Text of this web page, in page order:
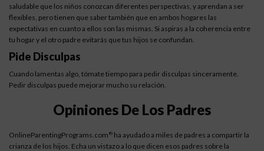
saludable que los niños conozcan diferentes perspectivas, y aprendan a ser
flexibles, pero tienen que saber también que en ambos hogares las
expectativas en cuanto a ellos son las mismas. Si aspiras a la coherencia entre
tu hogar y el otro padre evitarás que tus hijos se confundan.
Pide Disculpas
Cuando lamentas algo, tómate tiempo para pedir disculpas sinceramente.
Pedir disculpas puede mejorar mucho su relación.
Opiniones De Los Padres
OnlineParentingPrograms.com ® ha ayudado a miles de padres a compartir la
crianza de los hijos. Echa un vistazo a lo que dicen esos padres sobre la